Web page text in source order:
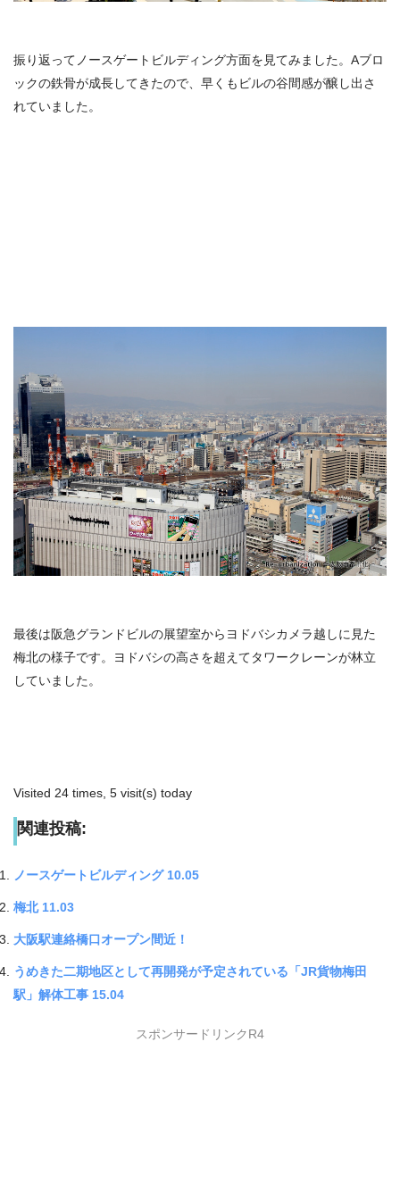
振り返ってノースゲートビルディング方面を見てみました。Aブロ
ックの鉄骨が成長してきたので、早くもビルの谷間感が醸し出さ
れていました。
最後は阪急グランドビルの展望室からヨドバシカメラ越しに見た
梅北の様子です。ヨドバシの高さを超えてタワークレーンが林立
していました。
Visited 24 times, 5 visit(s) today
関連投稿:
ノースゲートビルディング 10.05
梅北 11.03
大阪駅連絡橋口オープン間近！
うめきた二期地区として再開発が予定されている「JR貨物梅田
駅」解体工事 15.04
スポンサードリンクR4